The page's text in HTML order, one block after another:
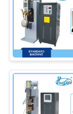
CIRCA
NOI
GIRO
DELLA
FABBRICA